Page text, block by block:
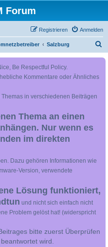
Forum
Anmelden
Registrieren
Salzburg
Be Respectful Policy.
Kommentare oder Ähnliches
in verschiedenen Beiträgen
Thema an einen
Nur wenn es
im direkten
Dazu gehören Informationen wie
Version, verwendete
Lösung funktioniert,
und nicht sich einfach nicht
Problem gelöst hat! (widerspricht
bitte zuerst Überprüfen
wird.